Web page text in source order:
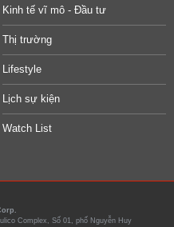
Kinh tế vĩ mô - Đầu tư
Thị trường
Lifestyle
Lịch sự kiện
Watch List
Complex, Số 01, phố Nguyễn Huy